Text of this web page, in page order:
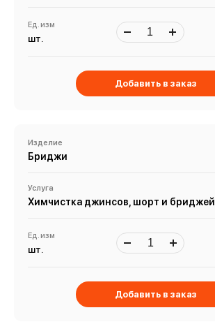
Ед. изм
шт.
Добавить в заказ
Изделие
Бриджи
Услуга
Химчистка джинсов, шорт и бриджей
Ед. изм
шт.
Добавить в заказ